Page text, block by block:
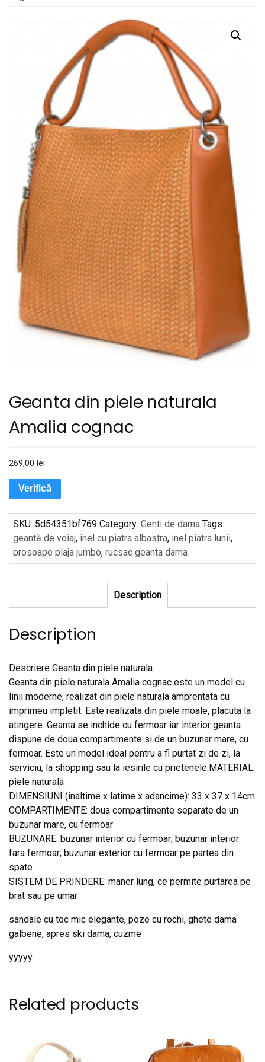
Geanta din piele naturala
Amalia cognac
269,00 lei
Verifică
SKU: 5d54351bf769 Category: Genti de dama Tags:
geantă de voiaj, inel cu piatra albastra, inel piatra lunii,
prosoape plaja jumbo, rucsac geanta dama
Description
Description
Descriere Geanta din piele naturala
Geanta din piele naturala Amalia cognac este un model cu
linii moderne, realizat din piele naturala amprentata cu
imprimeu impletit. Este realizata din piele moale, placuta la
atingere. Geanta se inchide cu fermoar iar interior geanta
dispune de doua compartimente si de un buzunar mare, cu
fermoar. Este un model ideal pentru a fi purtat zi de zi, la
serviciu, la shopping sau la iesirile cu prietenele.MATERIAL:
piele naturala
DIMENSIUNI (inaltime x latime x adancime): 33 x 37 x 14cm
COMPARTIMENTE: doua compartimente separate de un
buzunar mare, cu fermoar
BUZUNARE: buzunar interior cu fermoar; buzunar interior
fara fermoar; buzunar exterior cu fermoar pe partea din
spate
SISTEM DE PRINDERE: maner lung, ce permite purtarea pe
brat sau pe umar
sandale cu toc mic elegante, poze cu rochi, ghete dama
galbene, apres ski dama, cuzme
yyyyy
Related products